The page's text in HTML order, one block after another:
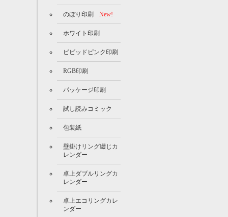
のぼり印刷 New!
ホワイト印刷
ビビッドピンク印刷
RGB印刷
パッケージ印刷
試し読みコミック
包装紙
壁掛けリング綴じカ
レンダー
卓上ダブルリングカ
レンダー
卓上エコリングカレ
ンダー